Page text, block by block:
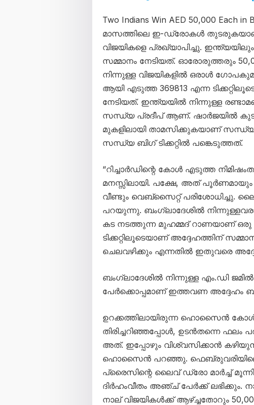
Two Indians Win AED 50,000 Each
മാസത്തിലെ ഇ-ഡ്രോകൾ
വിജയികളെ പ്രഖ്യാപിച്ചു.
സമ്മാനം നേടിയത്. ഓരോരുത്തരും
നിന്നുള്ള വിജയികളിൽ ഒരാൾ
ആയി എടുത്ത 369813 എന്ന
നേടിയത്. ഇന്ത്യയിൽ നിന്നുള്ള
സന്ധ്യ പ്രദീപ് ആണ്. ഷാർജയിൽ
മുകളിലായി താമസിക്കുകയാണ്
സന്ധ്യ ബിഗ് ടിക്കറ്റിൽ പങ്കെടുത്തത്.
“റിച്ചാർഡിന്റെ കോൾ എടുത്ത
മനസ്സിലായി. പക്ഷേ, അത് പൂർണമായും
വീണ്ടും വെബ്സൈറ്റ് പരിശോധിച്ചു.
പറയുന്നു. ബംഗ്ലാദേശിൽ
കട നടത്തുന്ന മുഹമ്മദ് റാണയാണ് ഒരു
ടിക്കറ്റിലൂടെയാണ് അദ്ദേഹത്തിന്
ചെലവഴിക്കും എന്നതിൽ ഇതുവരെ
ബംഗ്ലാദേശിൽ നിന്നുള്ള എം.ഡി
പേർക്കൊപ്പമാണ് ഇത്തവണ അദ്ദേഹം
ഉറക്കത്തിലായിരുന്ന ഹൊസൈൻ കോൾ
തിരിച്ചറിഞ്ഞപ്പോൾ, ഉടൻതന്നെ ഫലം
അത്. ഇപ്പോഴും വിശ്വസിക്കാൻ
ഹൊസൈൻ പറഞ്ഞു. ഫെബ്രുവരിയിലെ
പ്രൈസിന്റെ ലൈവ് ഡ്രോ മാർച്ച്
ദിർഹംവീതം അഞ്ച് പേർക്ക്
നാല് വിജയികൾക്ക് ആഴ്ച്ചതോറും 50,000